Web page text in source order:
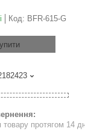
Код: BFR-615-G
товару протягом 14